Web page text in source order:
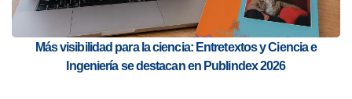
Más visibilidad para la ciencia: Entretextos y Ciencia e
Ingeniería se destacan en Publindex 2026